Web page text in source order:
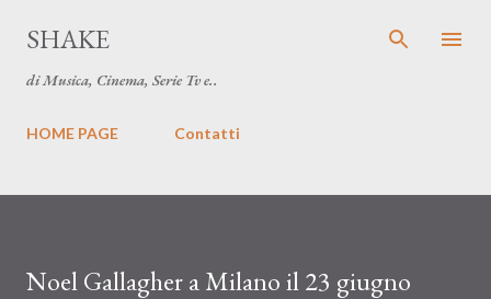
SHAKE
di Musica, Cinema, Serie Tv e..
HOME PAGE Contatti
Noel Gallagher a Milano il 23 giugno